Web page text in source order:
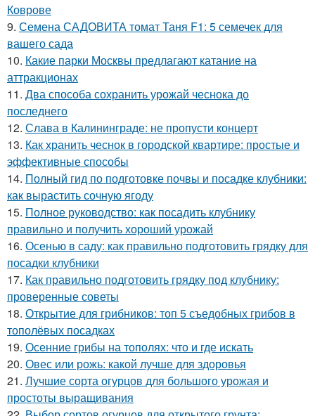
Коврове
9. Семена САДОВИТА томат Таня F1: 5 семечек для
вашего сада
10. Какие парки Москвы предлагают катание на
аттракционах
11. Два способа сохранить урожай чеснока до
последнего
12. Слава в Калининграде: не пропусти концерт
13. Как хранить чеснок в городской квартире: простые и
эффективные способы
14. Полный гид по подготовке почвы и посадке клубники:
как вырастить сочную ягоду
15. Полное руководство: как посадить клубнику
правильно и получить хороший урожай
16. Осенью в саду: как правильно подготовить грядку для
посадки клубники
17. Как правильно подготовить грядку под клубнику:
проверенные советы
18. Открытие для грибников: топ 5 съедобных грибов в
тополёвых посадках
19. Осенние грибы на тополях: что и где искать
20. Овес или рожь: какой лучше для здоровья
21. Лучшие сорта огурцов для большого урожая и
простоты выращивания